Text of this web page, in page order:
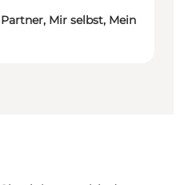
Mir selbst, Mein